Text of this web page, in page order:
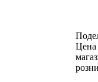
Цена